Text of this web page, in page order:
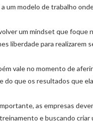
um modelo de trabalho
um mindset que foque
liberdade para realizarem
vale no momento de
do que os resultados que
as empresas
e buscando